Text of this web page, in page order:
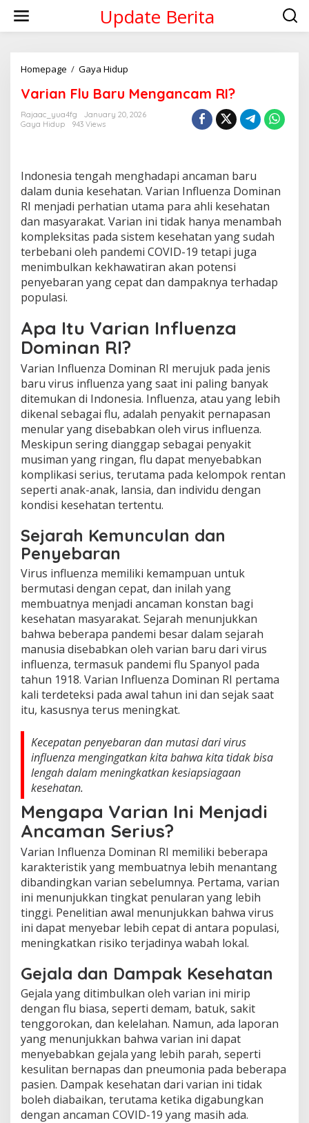
content
Update Berita
Homepage / Gaya Hidup
Baru
Mengancam
RI?
Varian Flu Baru Mengancam RI?
Rajaac_yua4fg
January 20, 2026
Gaya Hidup
943 Views
Indonesia tengah menghadapi ancaman baru
dalam dunia kesehatan. Varian Influenza Dominan
RI menjadi perhatian utama para ahli kesehatan
dan masyarakat. Varian ini tidak hanya menambah
kompleksitas pada sistem kesehatan yang sudah
terbebani oleh pandemi COVID-19 tetapi juga
menimbulkan kekhawatiran akan potensi
penyebaran yang cepat dan dampaknya terhadap
populasi.
Apa Itu Varian Influenza
Dominan RI?
Varian Influenza Dominan RI merujuk pada jenis
baru virus influenza yang saat ini paling banyak
ditemukan di Indonesia. Influenza, atau yang lebih
dikenal sebagai flu, adalah penyakit pernapasan
menular yang disebabkan oleh virus influenza.
Meskipun sering dianggap sebagai penyakit
musiman yang ringan, flu dapat menyebabkan
komplikasi serius, terutama pada kelompok rentan
seperti anak-anak, lansia, dan individu dengan
kondisi kesehatan tertentu.
Sejarah Kemunculan dan
Penyebaran
Virus influenza memiliki kemampuan untuk
bermutasi dengan cepat, dan inilah yang
membuatnya menjadi ancaman konstan bagi
kesehatan masyarakat. Sejarah menunjukkan
bahwa beberapa pandemi besar dalam sejarah
manusia disebabkan oleh varian baru dari virus
influenza, termasuk pandemi flu Spanyol pada
tahun 1918. Varian Influenza Dominan RI pertama
kali terdeteksi pada awal tahun ini dan sejak saat
itu, kasusnya terus meningkat.
Kecepatan penyebaran dan mutasi dari virus
influenza mengingatkan kita bahwa kita tidak bisa
lengah dalam meningkatkan kesiapsiagaan
kesehatan.
Mengapa Varian Ini Menjadi
Ancaman Serius?
Varian Influenza Dominan RI memiliki beberapa
karakteristik yang membuatnya lebih menantang
dibandingkan varian sebelumnya. Pertama, varian
ini menunjukkan tingkat penularan yang lebih
tinggi. Penelitian awal menunjukkan bahwa virus
ini dapat menyebar lebih cepat di antara populasi,
meningkatkan risiko terjadinya wabah lokal.
Gejala dan Dampak Kesehatan
Gejala yang ditimbulkan oleh varian ini mirip
dengan flu biasa, seperti demam, batuk, sakit
tenggorokan, dan kelelahan. Namun, ada laporan
yang menunjukkan bahwa varian ini dapat
menyebabkan gejala yang lebih parah, seperti
kesulitan bernapas dan pneumonia pada beberapa
pasien. Dampak kesehatan dari varian ini tidak
boleh diabaikan, terutama ketika digabungkan
dengan ancaman COVID-19 yang masih ada.